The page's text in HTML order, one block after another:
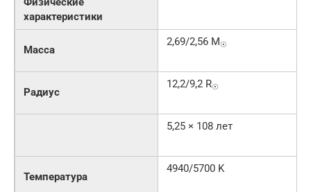
характеристики
Масса
2,69/2,56 M☉
Радиус
12,2/9,2 R☉
5,25 × 108 лет
Температура
4940/5700 K